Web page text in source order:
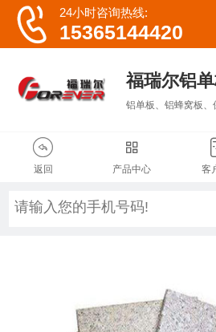
 24小时咨询热线:
15365144420
福瑞尔铝
铝单板、铝蜂窝板

返回

产品中心 客